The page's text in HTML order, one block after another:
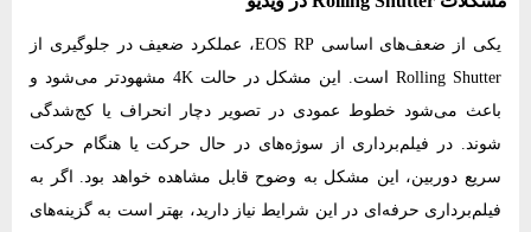
یکی از ضعف‌های اساسی EOS RP، عملکرد ضعیف در جلوگیری از
Rolling Shutter است. این مشکل در حالت 4K مشهودتر می‌شود و
باعث می‌شود خطوط عمودی در تصویر دچار انحراف یا کج‌شدگی
شوند. در فیلم‌برداری از سوژه‌های در حال حرکت یا هنگام حرکت
سریع دوربین، این مشکل به وضوح قابل‌ مشاهده خواهد بود. اگر به
فیلم‌برداری حرفه‌ای در این شرایط نیاز دارید، بهتر است به گزینه‌های